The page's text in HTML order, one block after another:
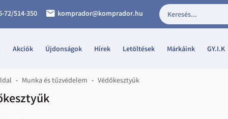
72/514-350 email komprador@komprador.hu
Akciók Újdonságok Hírek Letöltések Márkáink GY.I.K
- Munka és tűzvédelem - Védőkesztyűk